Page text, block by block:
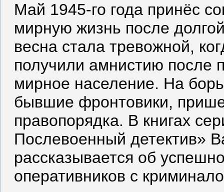
Май 1945-го года принёс
мирную жизнь после
весна стала тревожной,
получили амнистию после
мирное население. На
бывшие фронтовики,
правопорядка. В книгах
Послевоенный детектив»
рассказывается об
оперативников с